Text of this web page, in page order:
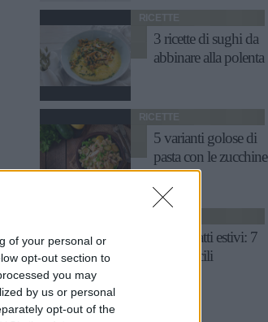
of your personal or
opt-out section to
you may
by us or personal
opt-out of the
RICETTE
3 ricette di sughi da
abbinare alla polenta
RICETTE
5 varianti golose di
pasta con le zucchine
Primi piatti estivi: 7
ricette facili